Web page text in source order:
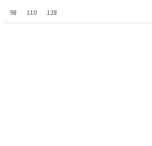
98
110 128